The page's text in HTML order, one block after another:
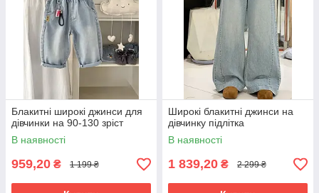
Блакитні широкі джинси для
дівчинки на 90-130 зріст
В наявності
959,20 ₴ 1 199 ₴
Широкі блакитні джинси на
дівчинку підлітка
В наявності
1 839,20 ₴ 2 299 ₴